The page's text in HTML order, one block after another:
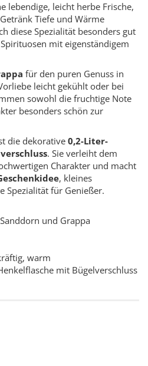
lebendige, leicht herbe Frische,
Tiefe und Wärme
diese Spezialität besonders gut
mit eigenständigem
für den puren Genuss in
leicht gekühlt oder bei
sowohl die fruchtige Note
besonders schön zur
die dekorative 0,2-Liter-
. Sie verleiht dem
Charakter und macht
, kleines
Spezialität für Genießer.
und Grappa
warm
mit Bügelverschluss